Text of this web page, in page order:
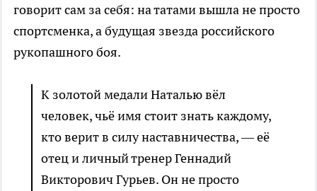
говорит сам за себя: на татами вышла не просто
спортсменка, а будущая звезда российского
рукопашного боя.
К золотой медали Наталью вёл
человек, чьё имя стоит знать каждому,
кто верит в силу наставничества, — её
отец и личный тренер Геннадий
Викторович Гурьев. Он не просто